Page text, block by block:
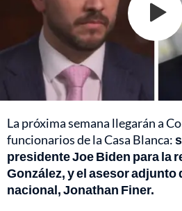
La próxima semana llegarán a
funcionarios de la Casa Blanca:
presidente Joe Biden para la
González, y el asesor adjunto
nacional, Jonathan Finer.